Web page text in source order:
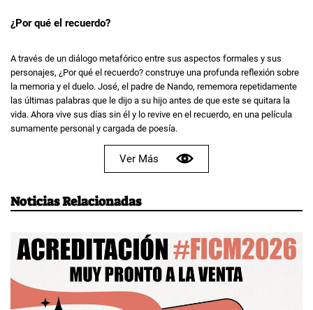
¿Por qué el recuerdo?
A través de un diálogo metafórico entre sus aspectos formales y sus
personajes, ¿Por qué el recuerdo? construye una profunda reflexión sobre
la memoria y el duelo. José, el padre de Nando, rememora repetidamente
las últimas palabras que le dijo a su hijo antes de que este se quitara la
vida. Ahora vive sus días sin él y lo revive en el recuerdo, en una película
sumamente personal y cargada de poesía.
Ver Más
Noticias Relacionadas